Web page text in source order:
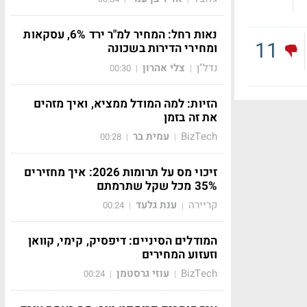
11
נאות רחל: המחיר למ"ר ירד 6%, עסקאות
ומחירי הדירות בשכונה
נדל"ן | צלי אהרון |
00:30
הזיות: למה המודל ממציא, ואיך מזהים
את זה בזמן
BizTech
| עמית בר |
00:28
זיכוי מס על תרומות 2026: איך מחזירים
35% מכל שקל שתרמתם
קריירה | ענת גלעד |
00:24
המודלים הסיניים: דיפסיק, קימי, קוואן
וזעזוע המחירים
BizTech
| עוזי גרסטמן |
00:24